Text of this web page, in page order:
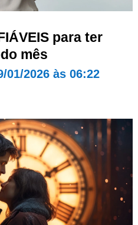
para ter
mês
01/2026 às 06:22